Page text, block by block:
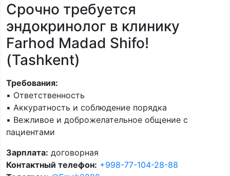
Срочно требуется
эндокринолог в клинику
Farhod Madad Shifo!
(Tashkent)
Требования:
▪️ Ответственность
▪️ Аккуратность и соблюдение порядка
▪️ Вежливое и доброжелательное общение с
пациентами
Зарплата: договорная
Контактный телефон: +998-77-104-28-88